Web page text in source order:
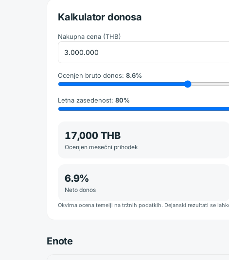
Kalkulator donosa
Nakupna cena (THB)
Ocenjen bruto donos: 8.6%
Letna zasedenost: 80%
17,000 THB
Ocenjen mesečni prihodek
6.9%
Neto donos
Okvirna ocena temelji na tržnih podatkih. Dejanski rezultati se
Enote